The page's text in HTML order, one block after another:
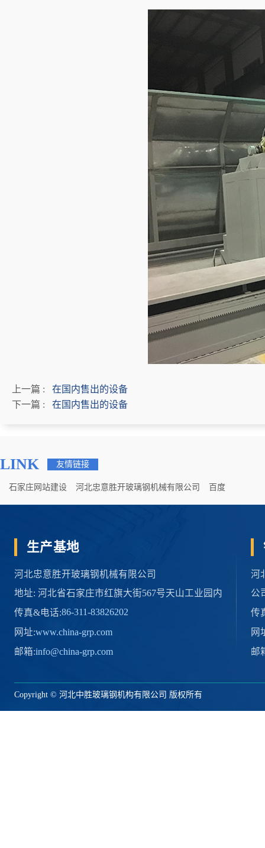
上一篇 : 在国内售出的设备
下一篇 : 在国内售出的设备
LINK 友情链接
石家庄网站建设 河北忠意胜开玻璃钢机械有限公司 百度
生产基地
河北忠意胜开玻璃钢机械有限公司
地址: 河北省石家庄市红旗大街567号天山工业园内
传真&电话:86-311-83826202
网址:www.china-grp.com
邮箱:info@china-grp.com
河
公
传
网
邮
Copyright © 河北中胜玻璃钢机构有限公司 版权所有